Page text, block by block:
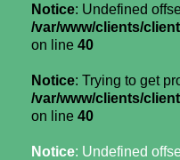
Notice: Undefined
/var/www/clients/
on line 40
Notice: Trying to get
/var/www/clients/
on line 40
Notice: Undefined